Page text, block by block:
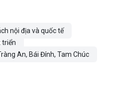
nội địa và quốc tế
triển
An, Bái Đính, Tam Chúc